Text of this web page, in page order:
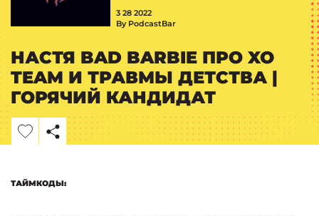
3 28 2022
By PodcastBar
НАСТЯ BAD BARBIE ПРО XO
TEAM И ТРАВМЫ ДЕТСТВА |
ГОРЯЧИЙ КАНДИДАТ
ТАЙМКОДЫ: